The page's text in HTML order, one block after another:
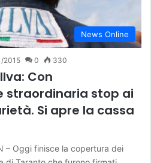
News Online
2015 0 330
Con
straordinaria stop ai
Si apre la cassa
– Oggi finisce la copertura dei